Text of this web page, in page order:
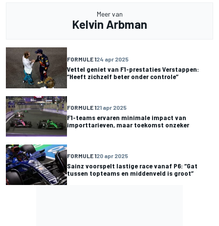
Meer van
Kelvin Arbman
FORMULE 124 apr 2025
Vettel geniet van F1-prestaties Verstappen:
“Heeft zichzelf beter onder controle”
FORMULE 121 apr 2025
F1-teams ervaren minimale impact van
importtarieven, maar toekomst onzeker
FORMULE 120 apr 2025
Sainz voorspelt lastige race vanaf P6: “Gat
tussen topteams en middenveld is groot”